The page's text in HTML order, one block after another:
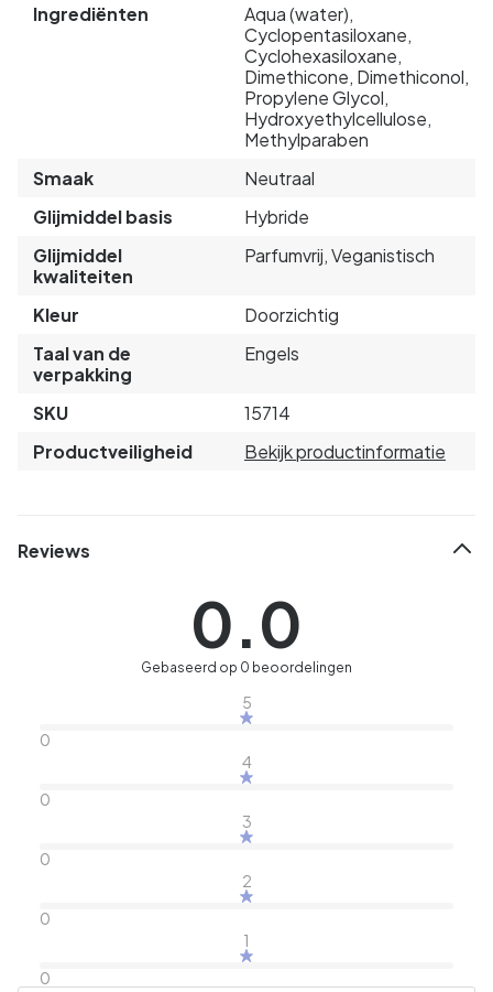
Ingrediënten
Aqua (water),
Cyclopentasiloxane,
Cyclohexasiloxane,
Dimethicone, Dimethiconol,
Propylene Glycol,
Hydroxyethylcellulose,
Methylparaben
Smaak
Neutraal
Glijmiddel basis
Hybride
Glijmiddel
kwaliteiten
Parfumvrij, Veganistisch
Kleur
Doorzichtig
Taal van de
verpakking
Engels
SKU
15714
Productveiligheid
Bekijk productinformatie
Reviews
0.0
Gebaseerd op 0 beoordelingen
5
0
4
0
3
0
2
0
1
0